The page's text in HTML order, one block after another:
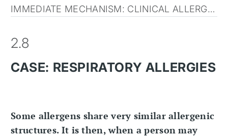
IMMEDIATE MECHANISM: CLINICAL ALLERGIC DISORDERS
2.8
CASE: RESPIRATORY ALLERGIES
Some allergens share very similar allergenic
structures. It is then, when a person may